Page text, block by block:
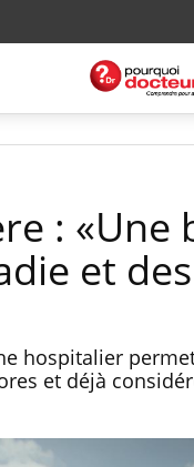
: «Une
et
hospitalier
et déjà